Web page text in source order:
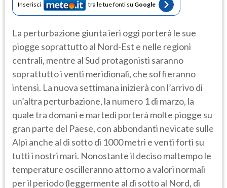
Inserisci tra le tue fonti su Google
La perturbazione giunta ieri oggi porterà le sue
piogge soprattutto al Nord-Est e nelle regioni
centrali, mentre al Sud protagonisti saranno
soprattutto i venti meridionali, che soffieranno
intensi. La nuova settimana inizierà con l’arrivo di
un’altra perturbazione, la numero 1 di marzo, la
quale tra domani e martedì porterà molte piogge su
gran parte del Paese, con abbondanti nevicate sulle
Alpi anche al di sotto di 1000 metri e venti forti su
tutti i nostri mari. Nonostante il deciso maltempo le
temperature oscilleranno attorno a valori normali
per il periodo (leggermente al di sotto al Nord, di